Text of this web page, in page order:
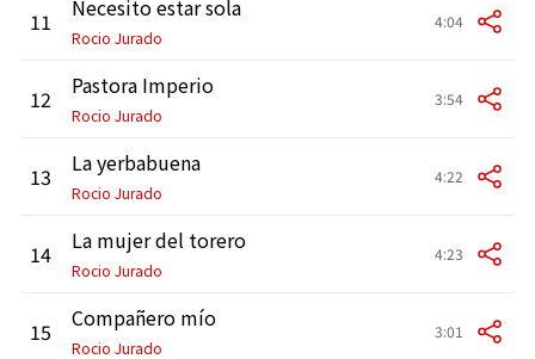
11 Necesito estar sola
Rocio Jurado
4:04
12 Pastora Imperio
Rocio Jurado
3:54
13 La yerbabuena
Rocio Jurado
4:22
14 La mujer del torero
Rocio Jurado
4:23
15 Compañero mío
Rocio Jurado
3:01